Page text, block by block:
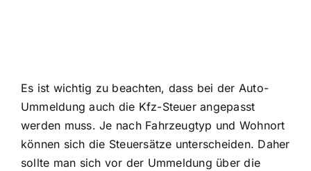
Es ist wichtig zu beachten, dass bei der Auto-
Ummeldung auch die Kfz-Steuer angepasst
werden muss. Je nach Fahrzeugtyp und Wohnort
können sich die Steuersätze unterscheiden. Daher
sollte man sich vor der Ummeldung über die